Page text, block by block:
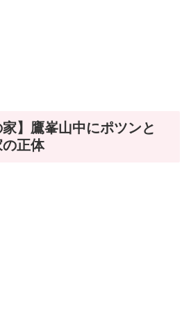
家】鷹峯山中にポツンと
正体